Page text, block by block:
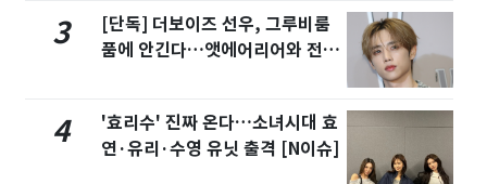
3
[단독] 더보이즈 선우, 그루비룸
품에 안긴다…앳에어리어와 전속
4
'효리수' 진짜 온다…소녀시대 효
연·유리·수영 유닛 출격 [N이슈]